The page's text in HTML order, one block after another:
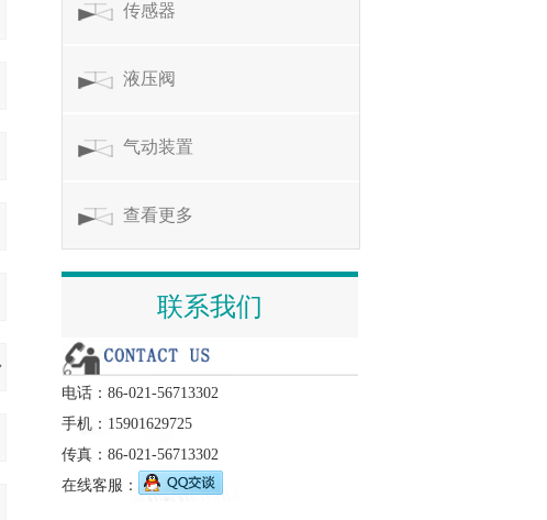
传感器
液压阀
气动装置
查看更多
联系我们
电话：86-021-56713302
手机：15901629725
传真：86-021-56713302
在线客服：